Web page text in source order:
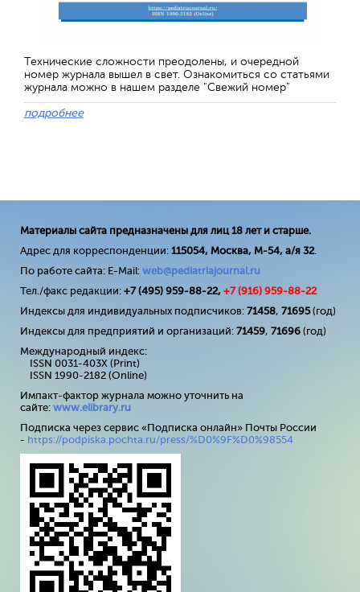
Технические сложности преодолены, и очередной
номер журнала вышел в свет. Ознакомиться со статьями
журнала можно в нашем разделе "Свежий номер"
подробнее
Материалы сайта предназначены для лиц 18 лет и старше.
Адрес для корреспонденции: 115054, Москва, М-54, а/я 32.
По работе сайта: E-Mail: web@pediatriajournal.ru
Тел./факс редакции: +7 (495) 959-88-22, +7 (916) 959-88-22
Индексы для индивидуальных подписчиков: 71458, 71695(год)
Индексы для предприятий и организаций: 71459, 71696 (год)
Международный индекс:
ISSN 0031-403X (Print)
ISSN 1990-2182 (Online)
Импакт-фактор журнала можно уточнить на
сайте: www.elibrary.ru
Подписка через сервис «Подписка онлайн» Почты России
- https://podpiska.pochta.ru/press/%D0%9F%D0%98554